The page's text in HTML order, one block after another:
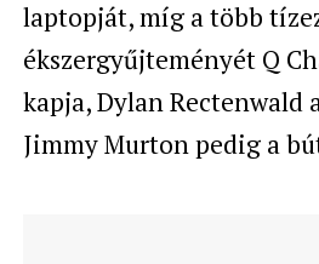
laptopját, míg a több
ékszergyűjteményét Q
kapja, Dylan Rectenwald
Jimmy Murton pedig a